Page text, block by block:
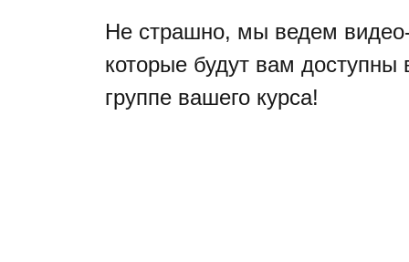
Не страшно, мы ведем видео-
которые будут вам доступны
группе вашего курса!